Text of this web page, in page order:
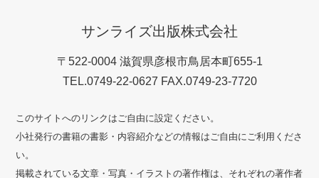
サンライズ出版株式会社
〒522-0004 滋賀県彦根市鳥居本町655-1
TEL.0749-22-0627 FAX.0749-23-7720
このサイトへのリンクはご自由に設定ください。
小社発行の書籍の書影・内容紹介などの情報はご自由にご利用くださ
い。
掲載されている文章・写真・イラストの著作権は、それぞれの著作者